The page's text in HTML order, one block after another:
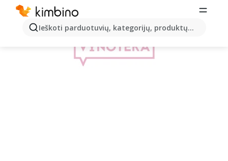
Ieškoti parduotuvių, kategorijų, produktų...